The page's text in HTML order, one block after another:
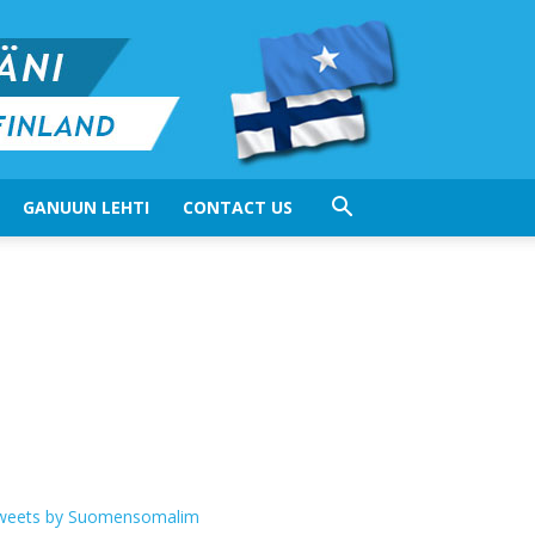
GANUUN LEHTI CONTACT US
by Suomensomalim